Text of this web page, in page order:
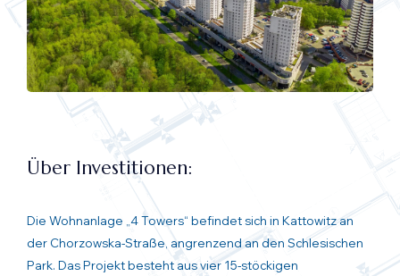
Über Investitionen:
Die Wohnanlage „4 Towers“ befindet sich in Kattowitz an
der Chorzowska-Straße, angrenzend an den Schlesischen
Park. Das Projekt besteht aus vier 15-stöckigen